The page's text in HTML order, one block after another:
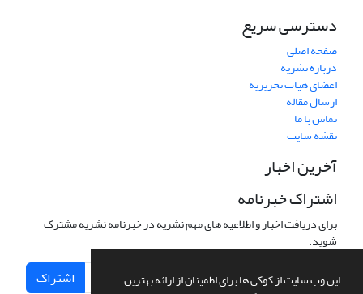
این وب سایت از کوکی ها برای اطمینان از ارائه بهترین
دسترسی سریع
صفحه اصلی
درباره نشریه
اعضای هیات تحریریه
ارسال مقاله
تماس با ما
نقشه سایت
آخرین اخبار
اشتراک خبرنامه
برای دریافت اخبار و اطلاعیه های مهم نشریه در خبرنامه نشریه مشترک
شوید.
اشتراک